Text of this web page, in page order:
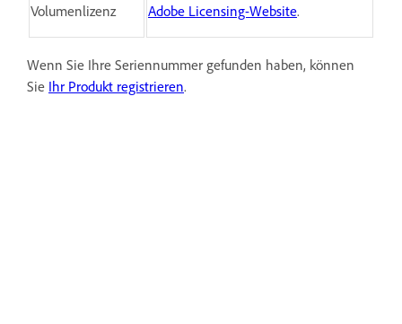
Volumenlizenz
Adobe Licensing-Website.
Wenn Sie Ihre Seriennummer gefunden haben, können
Sie Ihr Produkt registrieren.